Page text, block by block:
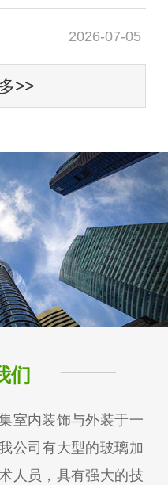
2026-07-05
>>
们
室内装饰与外装于一
公司有大型的玻璃加
人员，具有强大的技